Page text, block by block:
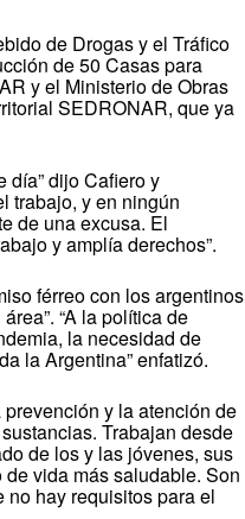
de Drogas y el Tráfico
de 50 Casas para
y el Ministerio de Obras
SEDRONAR, que ya
día” dijo Cafiero y
trabajo, y en ningún
de una excusa. El
y amplía derechos”.
férreo con los argentinos
“A la política de
la necesidad de
la Argentina” enfatizó.
y la atención de
Trabajan desde
de los y las jóvenes, sus
vida más saludable. Son
hay requisitos para el